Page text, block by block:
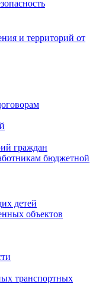
и территорий от
граждан
бюджетной
детей
объектов
транспортных